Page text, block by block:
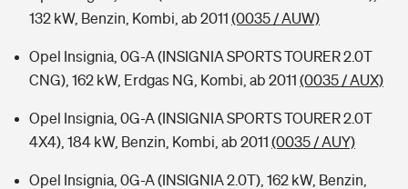
132 kW, Benzin, Kombi, ab 2011 (0035 / AUW)
Opel Insignia, 0G-A (INSIGNIA SPORTS TOURER 2.0T
CNG), 162 kW, Erdgas NG, Kombi, ab 2011 (0035 / AUX)
Opel Insignia, 0G-A (INSIGNIA SPORTS TOURER 2.0T
4X4), 184 kW, Benzin, Kombi, ab 2011 (0035 / AUY)
Opel Insignia, 0G-A (INSIGNIA 2.0T), 162 kW, Benzin,